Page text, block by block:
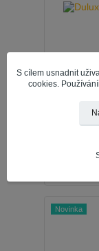
Dulux
Novinka
S cílem usnadnit
cookies.